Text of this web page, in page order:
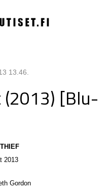
13.46
[Blu-
2013
Gordon